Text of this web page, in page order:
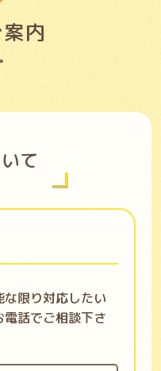
内
て
限り対応したい
話でご相談下さ